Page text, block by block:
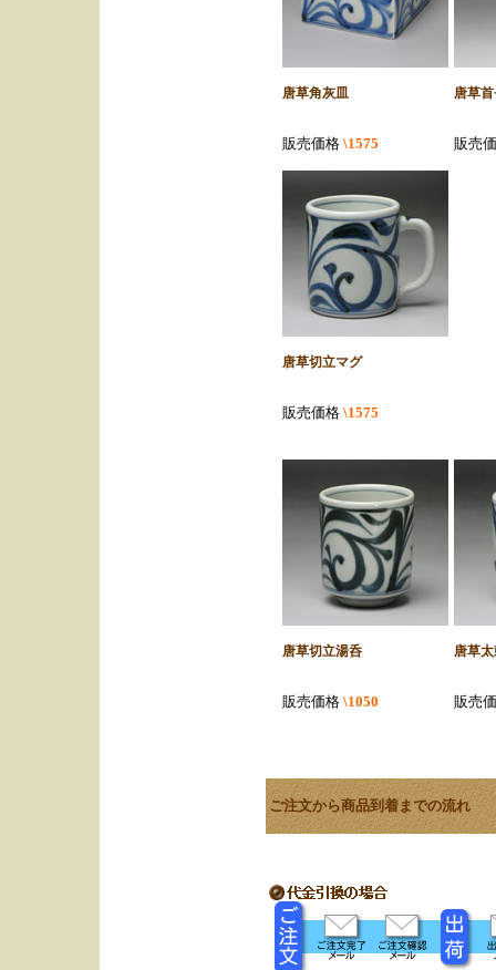
唐草角灰皿
販売価格 \1575
唐草
販売
唐草切立マグ
販売価格 \1575
唐草切立湯呑
販売価格 \1050
唐草
販売
ご注文から商品到着までの流れ